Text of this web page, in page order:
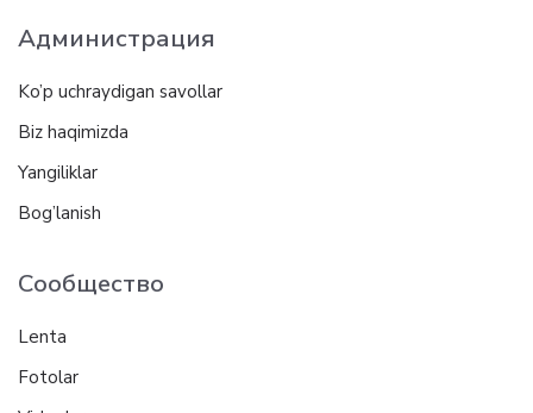
Администрация
Ko’p uchraydigan savollar
Biz haqimizda
Yangiliklar
Bog’lanish
Сообщество
Lenta
Fotolar